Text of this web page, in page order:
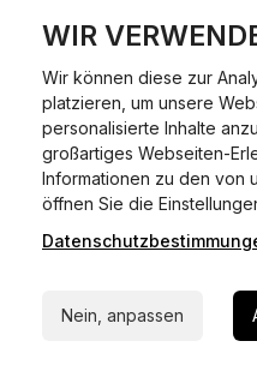
WIR
Wir können diese zur
platzieren, um unsere
personalisierte Inhalte
großartiges Webseiten-
Informationen zu den von
öffnen Sie die
Nein, anpassen
ummelden oder abmelden
Dokumentprüfung und
Welche Vorteile gibt es?
Zeitersparnis, flexible
Behörde notwendig.
Welche Unterlagen
Fahrzeugbrief,
Versicherungsnachweis,
Wie sicher ist das
Kann ich mein
abmelden?